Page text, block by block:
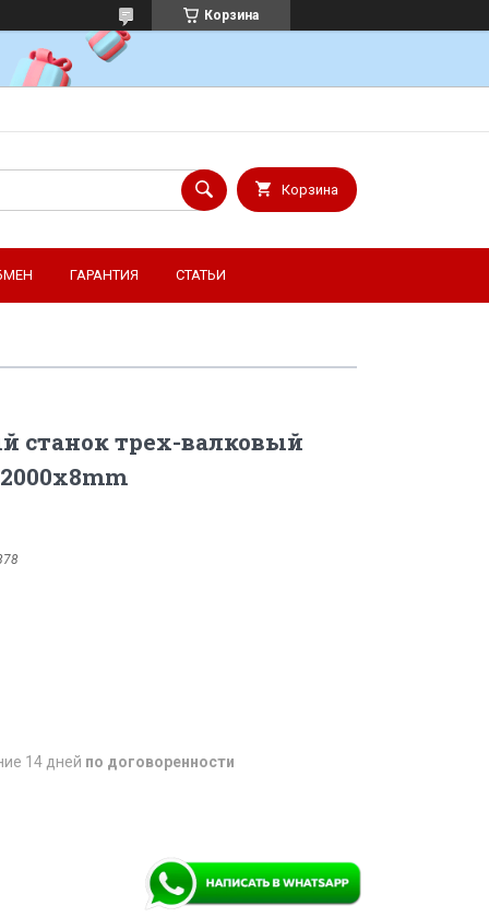
Корзина
Корзина
ГАРАНТИЯ СТАТЬИ
станок трех-валковый
14 дней по договоренности